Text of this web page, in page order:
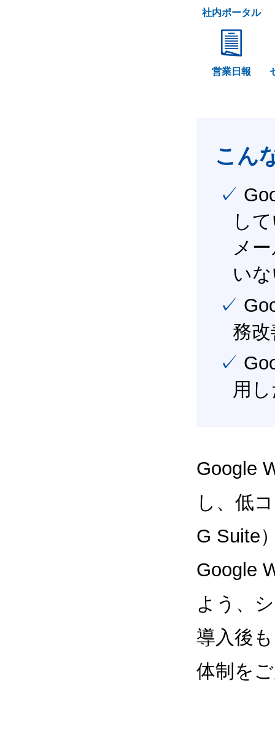
社内ポータル
営業日報
こん
✓ Google Workspace（旧G Suite） を社内で導入
し
メ
い
✓ Google Workspace（旧G Suite） を活用し、業
務
✓ Google Workspace（旧G Suite） を最大限に活
用
Google
し、低
G Suite
Google
よう、
導入後
体制を